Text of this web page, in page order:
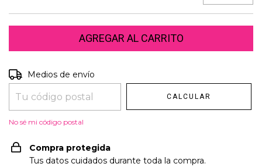
Entregas para el CP:
Medios de envío
CALCULAR
No sé mi código postal
Compra protegida
Tus datos cuidados durante toda la compra.